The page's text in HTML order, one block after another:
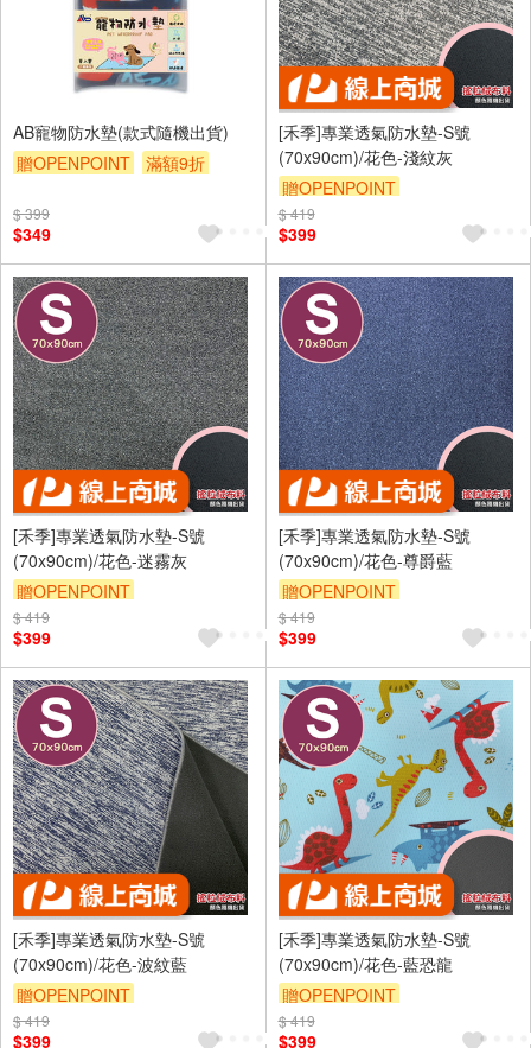
AB寵物防水墊(款式隨機出貨)
贈OPENPOINT
滿額9折
$ 399
$349
[禾季]專業透氣防水墊-S號
(70x90cm)/花色-淺紋灰
贈OPENPOINT
訂單滿 2000 元折抵 100元
（運費不算在 2000 元的範圍
內）
訂單滿699享9折
$ 419
$399
[禾季]專業透氣防水墊-S號
(70x90cm)/花色-迷霧灰
贈OPENPOINT
訂單滿 2000 元折抵 100元
（運費不算在 2000 元的範圍
內）
訂單滿699享9折
$ 419
$399
[禾季]專業透氣防水墊-S號
(70x90cm)/花色-尊爵藍
贈OPENPOINT
訂單滿 2000 元折抵 100元
（運費不算在 2000 元的範圍
內）
訂單滿699享9折
$ 419
$399
[禾季]專業透氣防水墊-S號
(70x90cm)/花色-波紋藍
贈OPENPOINT
訂單滿 2000 元折抵 100元
$ 419
$399
[禾季]專業透氣防水墊-S號
(70x90cm)/花色-藍恐龍
贈OPENPOINT
訂單滿 2000 元折抵 100元
$ 419
$399